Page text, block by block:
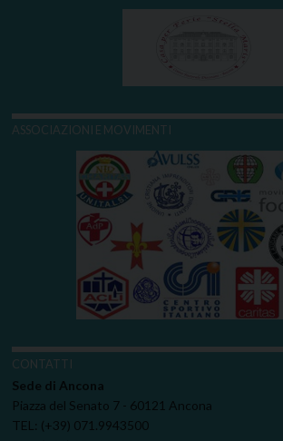
ASSOCIAZIONI E MOVIMENTI
CONTATTI
Sede di Ancona
Piazza del Senato 7 - 60121 Ancona
TEL: (+39) 071.9943500